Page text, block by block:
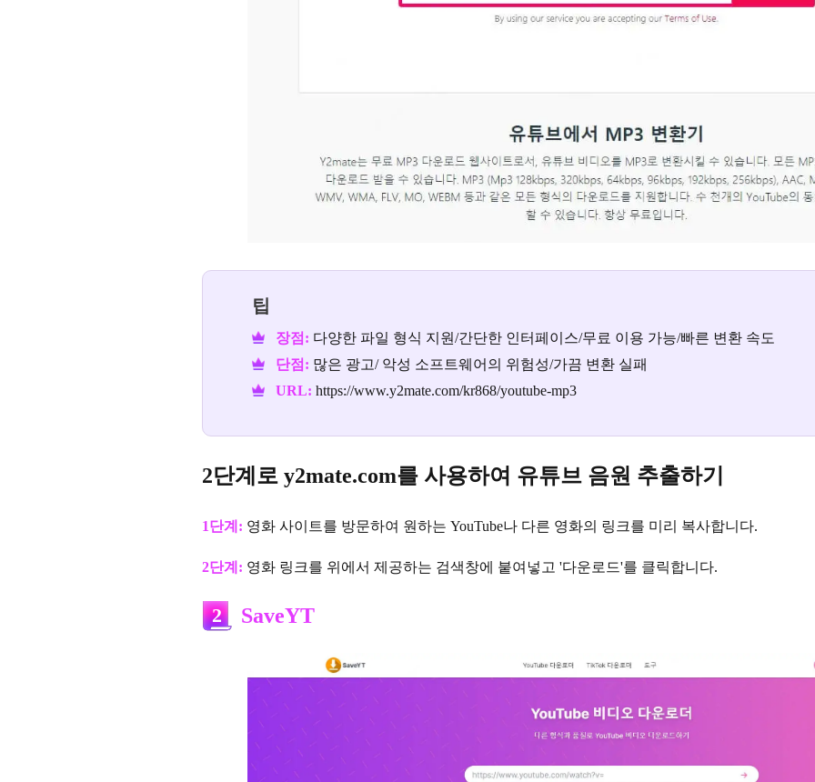
팁
장점: 다양한 파일 형식 지원/간단한 인터페이스/무료 이용 가능/빠른 변환 속도
단점: 많은 광고/ 악성 소프트웨어의 위험성/가끔 변환 실패
URL: https://www.y2mate.com/kr868/youtube-mp3
2단계로 y2mate.com를 사용하여 유튜브 음원 추출하기
1단계: 영화 사이트를 방문하여 원하는 YouTube나 다른 영화의 링크를 미리 복사합니다.
2단계: 영화 링크를 위에서 제공하는 검색창에 붙여넣고 '다운로드'를 클릭합니다.
2 SaveYT